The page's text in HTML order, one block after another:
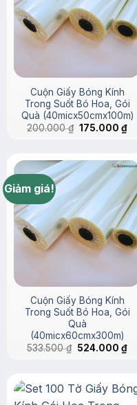
Cuộn Giấy Bóng Kính
Trong Suốt Bó Hoa, Gói
Quà (40micx50cmx100m)
200.000₫ Giá
175.000₫Giá
Giảm giá!
Cuộn Giấy Bóng Kính
Trong Suốt Bó Hoa, Gói
Quà
(40micx60cmx300m)
533.500₫ Giá
524.000₫Giá